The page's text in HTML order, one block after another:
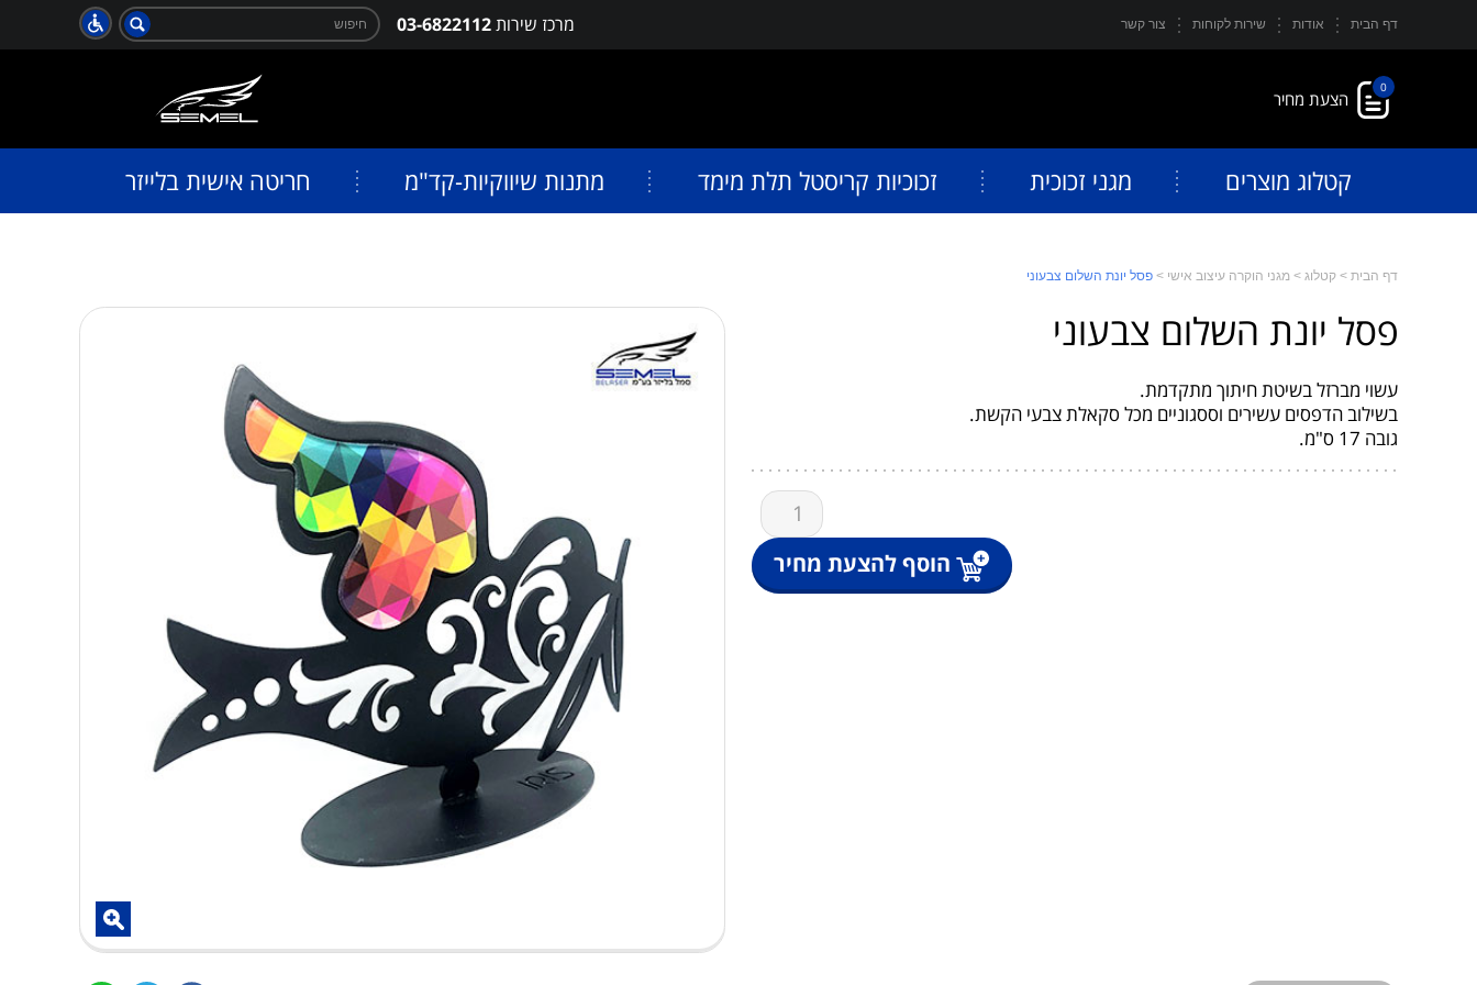
חפש:
חיפוש
מרכז שירות03-6822112 דף הבית אודות שירות לקוחות צור קשר
0
קטלוג מוצרים מגני זכוכית זכוכיות קריסטל תלת מימד מתנות שיווקיות-קד"מ חריטה אישית בלייזר
דף הבית > קטלוג > מגני הוקרה עיצוב אישי > פסל יונת השלום צבעוני
פסל יונת השלום צבעוני
עשוי מברזל בשיטת חיתוך מתקדמת.
בשילוב הדפסים עשירים וססגוניים מכל סקאלת צבעי הקשת.
גובה 17 ס"מ.
כמות
של
יונת
השלום
הוסף להצעת מחיר